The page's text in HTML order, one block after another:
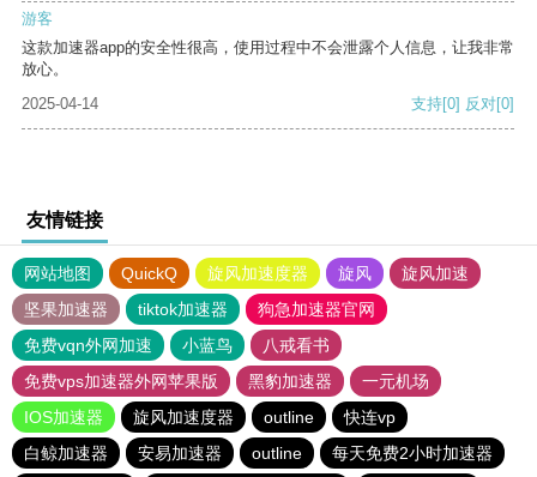
游客
这款加速器app的安全性很高，使用过程中不会泄露个人信息，让我非常
放心。
2025-04-14
支持[0] 反对[0]
友情链接
网站地图 QuickQ 旋风加速度器 旋风
旋风加速
坚果加速器
tiktok加速器
狗急加速器官网
免费vqn外网加速
小蓝鸟
八戒看书
免费vps加速器外网苹果版
黑豹加速器
一元机场
IOS加速器
旋风加速度器 outline
快连vp
白鲸加速器
安易加速器 outline 每天免费2小时加速器